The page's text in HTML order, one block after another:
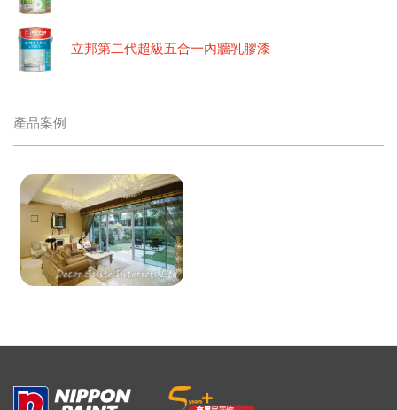
立邦第二代超級五合一內牆乳膠漆
產品案例